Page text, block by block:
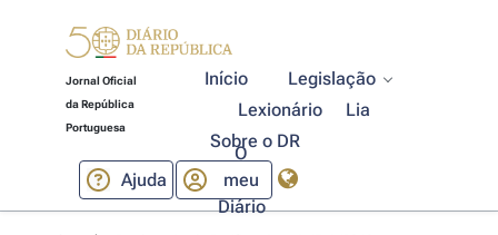
Jornal Oficial
da República
Portuguesa
Início
Legislação
Lexionário
Lia
Sobre o DR
Ajuda
O
meu
Diário